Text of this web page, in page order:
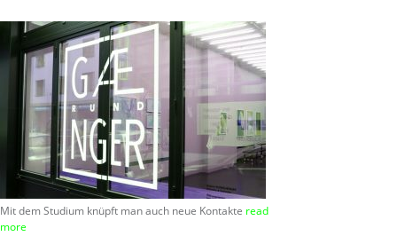
Mit dem Studium knüpft man auch neue Kontakte read
more